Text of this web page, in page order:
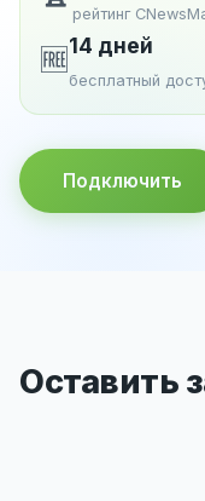
рейтинг
🆓14 дней
бесплатный
Подключить
Оставить